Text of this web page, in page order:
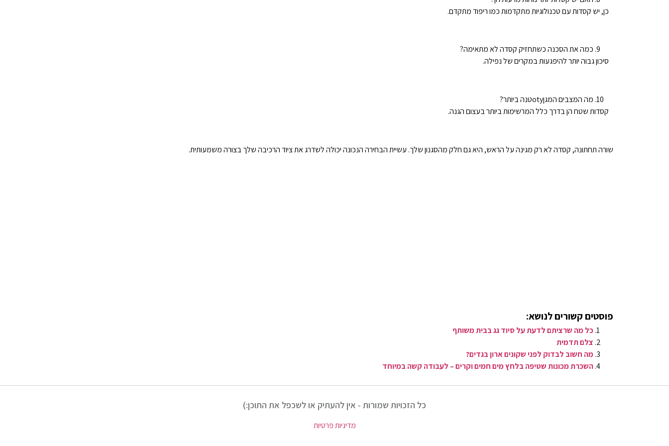
כן, יש קסדות עם טכנולוגיות מתקדמות כמו ריפוד מתקדם.
כמה את הסכנה כשתחזיק קסדה לא מתאימה?
סיכון גבוה יותר להיפגעות במקרים של נפילה.
מה המצבים המגןotyטנה ביותר?
קסדות שטח הן בדרך כלל המרשימות ביותר בעצום הגנה.
שורה תחתונה, קסדה לא רק מגינה על הראש, היא גם חלק מהסגנון שלך. עשיית הבחירה הנכונה יכולה לשדרג את ציוד הרכיבה שלך בצורה משמעותית.
פוסטים קשורים לנושא:
כל מה שרציתם לדעת על סיוד גג בבית משותף
צלם תדמית
מה חשוב לבדוק לפני שקונים ארון בגדים?
השכרת מכונות שטיפה בלחץ מים חמים וקרים – לעבודה קשה במיוחד
כל הזכויות שמורות - אין להעתיק או לשכפל את התוכן:)
מדיניות פרטיות